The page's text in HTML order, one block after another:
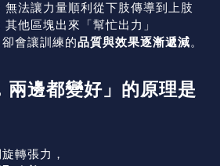
無法讓力量順利從下肢傳導到上肢
其他區塊出來「幫忙出力」
會讓訓練的品質與效果逐漸遞減。
兩邊都變好」的原理是
轉張力，